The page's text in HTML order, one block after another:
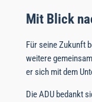
Mit Blick
Für seine Zukunft
weitere
er sich mit dem
Die ADU bedankt